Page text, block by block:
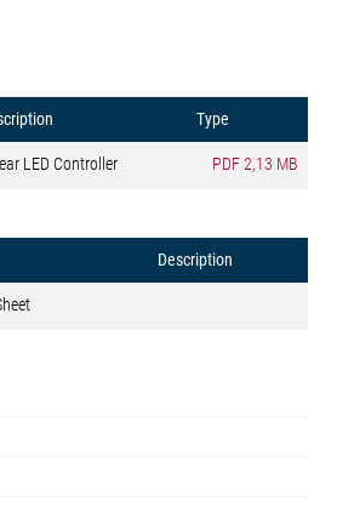
Type
LED Controller PDF2,13 MB
Description